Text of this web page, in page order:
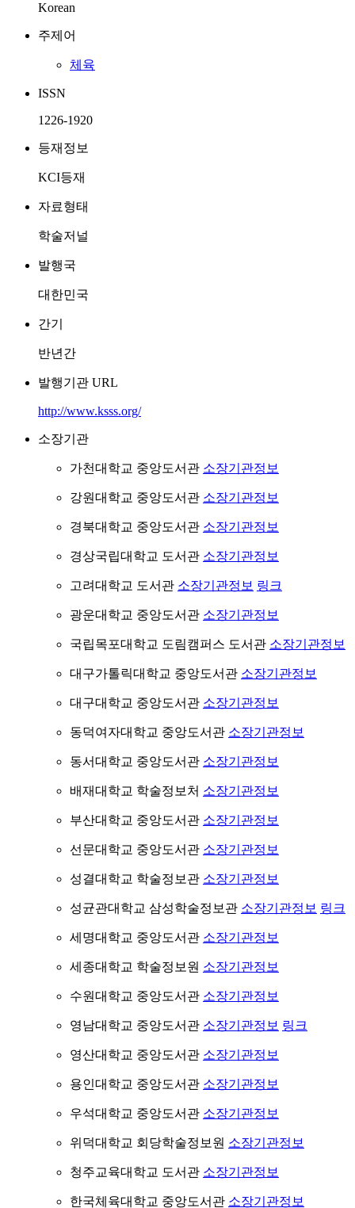
Korean
주제어
체육
ISSN
1226-1920
등재정보
KCI등재
자료형태
학술저널
발행국
대한민국
간기
반년간
발행기관 URL
http://www.ksss.org/
소장기관
가천대학교 중앙도서관 소장기관정보
강원대학교 중앙도서관 소장기관정보
경북대학교 중앙도서관 소장기관정보
경상국립대학교 도서관 소장기관정보
고려대학교 도서관 소장기관정보 링크
광운대학교 중앙도서관 소장기관정보
국립목포대학교 도림캠퍼스 도서관 소장기관정보
대구가톨릭대학교 중앙도서관 소장기관정보
대구대학교 중앙도서관 소장기관정보
동덕여자대학교 중앙도서관 소장기관정보
동서대학교 중앙도서관 소장기관정보
배재대학교 학술정보처 소장기관정보
부산대학교 중앙도서관 소장기관정보
선문대학교 중앙도서관 소장기관정보
성결대학교 학술정보관 소장기관정보
성균관대학교 삼성학술정보관 소장기관정보 링크
세명대학교 중앙도서관 소장기관정보
세종대학교 학술정보원 소장기관정보
수원대학교 중앙도서관 소장기관정보
영남대학교 중앙도서관 소장기관정보 링크
영산대학교 중앙도서관 소장기관정보
용인대학교 중앙도서관 소장기관정보
우석대학교 중앙도서관 소장기관정보
위덕대학교 회당학술정보원 소장기관정보
청주교육대학교 도서관 소장기관정보
한국체육대학교 중앙도서관 소장기관정보